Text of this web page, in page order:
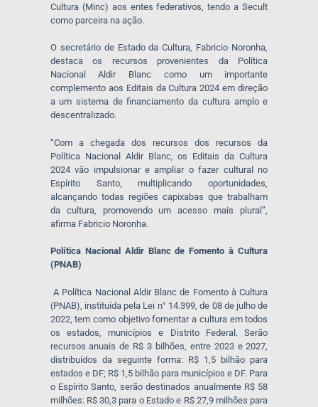
Cultura (Minc) aos entes federativos, tendo a Secult
como parceira na ação.
O secretário de Estado da Cultura, Fabricio Noronha,
destaca os recursos provenientes da Política
Nacional Aldir Blanc como um importante
complemento aos Editais da Cultura 2024 em direção
a um sistema de financiamento da cultura amplo e
descentralizado.
“Com a chegada dos recursos dos recursos da
Política Nacional Aldir Blanc, os Editais da Cultura
2024 vão impulsionar e ampliar o fazer cultural no
Espírito Santo, multiplicando oportunidades,
alcançando todas regiões capixabas que trabalham
da cultura, promovendo um acesso mais plural”,
afirma Fabricio Noronha.
Política Nacional Aldir Blanc de Fomento à Cultura
(PNAB)
A Política Nacional Aldir Blanc de Fomento à Cultura
(PNAB), instituída pela Lei n° 14.399, de 08 de julho de
2022, tem como objetivo fomentar a cultura em todos
os estados, municípios e Distrito Federal. Serão
recursos anuais de R$ 3 bilhões, entre 2023 e 2027,
distribuídos da seguinte forma: R$ 1,5 bilhão para
estados e DF; R$ 1,5 bilhão para municípios e DF. Para
o Espírito Santo, serão destinados anualmente R$ 58
milhões: R$ 30,3 para o Estado e R$ 27,9 milhões para